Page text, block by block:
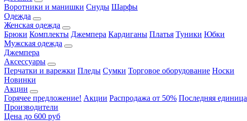
Воротники и манишки Снуды Шарфы
Одежда
Женская одежда
Брюки Комплекты Джемпера Кардиганы Платья Туники Юбки
Мужская одежда
Джемпера
Аксессуары
Перчатки и варежки Пледы Сумки Торговое оборудование Носки
Новинки
Акции
Горячее предложение! Акции Распродажа от 50% Последняя единица
Производители
Цена до 600 руб